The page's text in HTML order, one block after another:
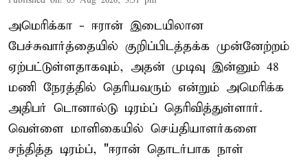
அமெரிக்கா - ஈரான் இடையிலான
பேச்சுவார்த்தையில் குறிப்பிடத்தக்க முன்னேற்றம்
ஏற்பட்டுள்ளதாகவும், அதன் முடிவு இன்னும் 48
மணி நேரத்தில் தெரியவரும் என்றும் அமெரிக்க
அதிபர் டொனால்டு டிரம்ப் தெரிவித்துள்ளார்.
வெள்ளை மாளிகையில் செய்தியாளர்களை
சந்தித்த டிரம்ப், "ஈரான் தொடர்பாக நாள்